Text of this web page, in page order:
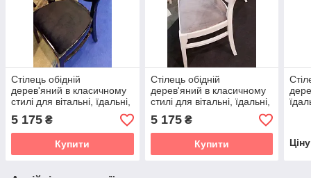
Стілець обідній
дерев'яний в класичному
стилі для вітальні, їдальні,
кухні колір чорний
Алессандро OLB
5 175 ₴
Купити
Стілець обідній
дерев'яний в класичному
стилі для вітальні, їдальні,
кухні колір білий
Алессандро OLB
5 175₴
Купити